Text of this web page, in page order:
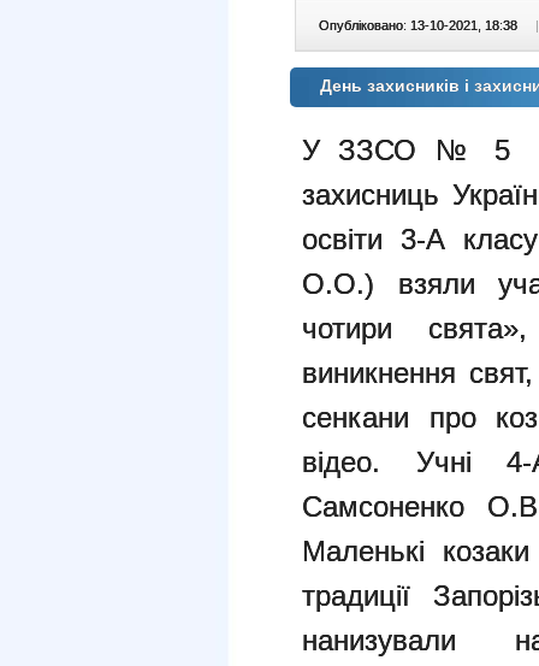
Опубліковано: 13-10-2021, 18:38 |
День захисників і
У ЗЗСО № 5
захисниць
освіти 3-А
О.О.) взяли
чотири
виникнення
сенкани про
відео. Учні
Самсоненко
Маленькі
традиції
нанизували